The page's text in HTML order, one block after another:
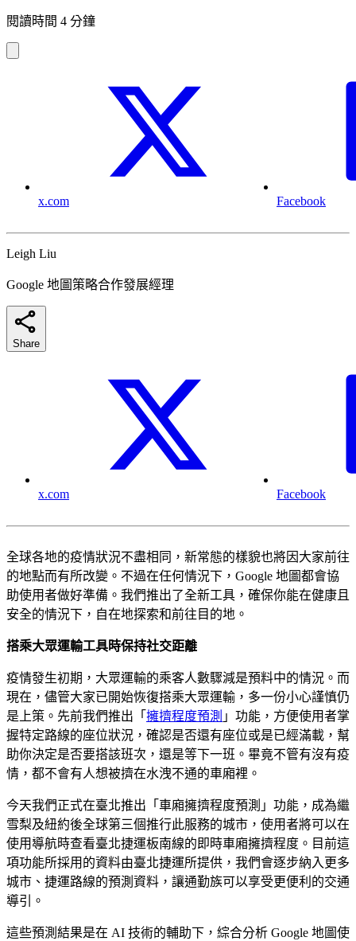
閱讀時間 4 分鐘
x.com Facebook
Leigh Liu
Google 地圖策略合作發展經理
Share
x.com Facebook
全球各地的疫情狀況不盡相同，新常態的樣貌也將因大家前往
的地點而有所改變。不過在任何情況下，Google 地圖都會協
助使用者做好準備。我們推出了全新工具，確保你能在健康且
安全的情況下，自在地探索和前往目的地。
搭乘大眾運輸工具時保持社交距離
疫情發生初期，大眾運輸的乘客人數驟減是預料中的情況。而
現在，儘管大家已開始恢復搭乘大眾運輸，多一份小心謹慎仍
是上策。先前我們推出「 擁擠程度預測 」功能，方便使用者掌
握特定路線的座位狀況，確認是否還有座位或是已經滿載，幫
助你決定是否要搭該班次，還是等下一班。畢竟不管有沒有疫
情，都不會有人想被擠在水洩不通的車廂裡。
今天我們正式在臺北推出「車廂擁擠程度預測」功能，成為繼
雪梨及紐約後全球第三個推行此服務的城市，使用者將可以在
使用導航時查看臺北捷運板南線的即時車廂擁擠程度。目前這
項功能所採用的資料由臺北捷運所提供，我們會逐步納入更多
城市、捷運路線的預測資料，讓通勤族可以享受更便利的交通
導引。
這些預測結果是在 AI 技術的輔助下，綜合分析 Google 地圖使